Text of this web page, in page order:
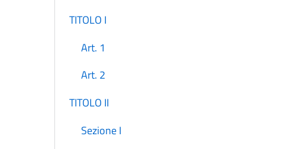
TITOLO I
Art. 1
Art. 2
TITOLO II
Sezione I